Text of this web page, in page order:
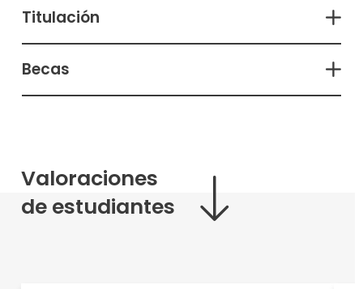
Titulación
Becas
Valoraciones
de estudiantes